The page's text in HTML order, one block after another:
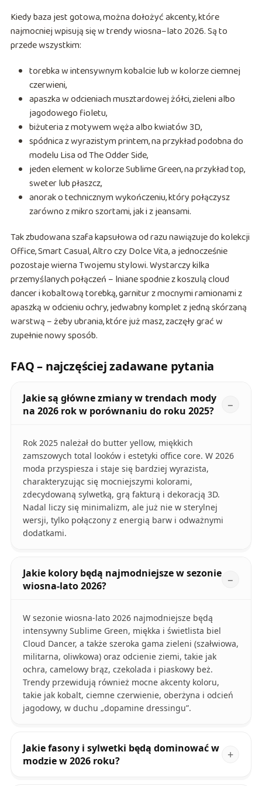
Kiedy baza jest gotowa, można dołożyć akcenty, które
najmocniej wpisują się w trendy wiosna–lato 2026. Są to
przede wszystkim:
torebka w intensywnym kobalcie lub w kolorze ciemnej
czerwieni,
apaszka w odcieniach musztardowej żółci, zieleni albo
jagodowego fioletu,
biżuteria z motywem węża albo kwiatów 3D,
spódnica z wyrazistym printem, na przykład podobna do
modelu Lisa od The Odder Side,
jeden element w kolorze Sublime Green, na przykład top,
sweter lub płaszcz,
anorak o technicznym wykończeniu, który połączysz
zarówno z mikro szortami, jak i z jeansami.
Tak zbudowana szafa kapsułowa od razu nawiązuje do kolekcji
Office, Smart Casual, Altro czy Dolce Vita, a jednocześnie
pozostaje wierna Twojemu stylowi. Wystarczy kilka
przemyślanych połączeń – lniane spodnie z koszulą cloud
dancer i kobaltową torebką, garnitur z mocnymi ramionami z
apaszką w odcieniu ochry, jedwabny komplet z jedną skórzaną
warstwą – żeby ubrania, które już masz, zaczęły grać w
zupełnie nowy sposób.
FAQ – najczęściej zadawane pytania
Jakie są główne zmiany w trendach mody
na 2026 rok w porównaniu do roku 2025?
Rok 2025 należał do butter yellow, miękkich
zamszowych total looków i estetyki office core. W 2026
moda przyspiesza i staje się bardziej wyrazista,
charakteryzując się mocniejszymi kolorami,
zdecydowaną sylwetką, grą fakturą i dekoracją 3D.
Nadal liczy się minimalizm, ale już nie w sterylnej
wersji, tylko połączony z energią barw i odważnymi
dodatkami.
Jakie kolory będą najmodniejsze w sezonie
wiosna-lato 2026?
W sezonie wiosna-lato 2026 najmodniejsze będą
intensywny Sublime Green, miękka i świetlista biel
Cloud Dancer, a także szeroka gama zieleni (szałwiowa,
militarna, oliwkowa) oraz odcienie ziemi, takie jak
ochra, camelowy brąz, czekolada i piaskowy beż.
Trendy przewidują również mocne akcenty koloru,
takie jak kobalt, ciemne czerwienie, oberżyna i odcień
jagodowy, w duchu „dopamine dressingu”.
Jakie fasony i sylwetki będą dominować w
modzie w 2026 roku?